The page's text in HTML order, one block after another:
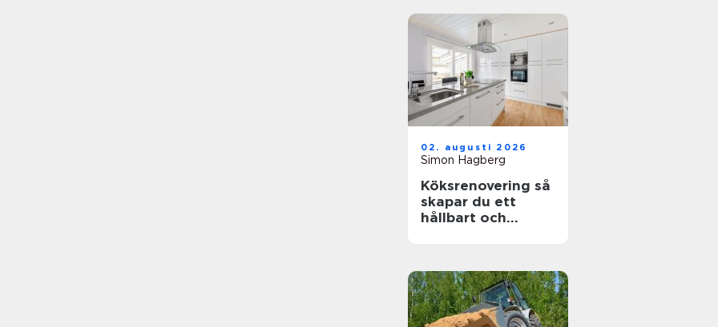
02. augusti 2026
Simon Hagberg
Köksrenovering så
skapar du ett
hållbart och